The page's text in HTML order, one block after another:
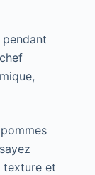
texture et